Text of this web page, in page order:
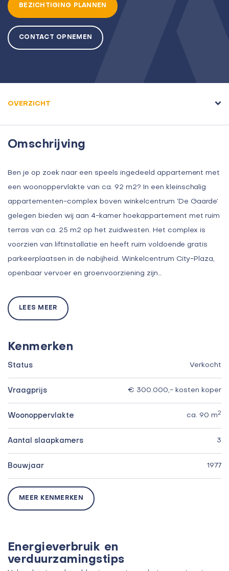
BEZICHTIGING PLANNEN
CONTACT OPNEMEN
OVERZICHT
Omschrijving
Ben je op zoek naar een speels ingedeeld appartement met
een woonoppervlakte van ca. 92 m2? In een kleinschalig
appartementen-complex boven winkelcentrum ‘De Gaarde’
gelegen bieden wij aan 4-kamer hoekappartement met ruim
terras van ca. 25 m2 op het zuidwesten. Het complex is
voorzien van liftinstallatie en heeft ruim voldoende gratis
parkeerplaatsen in de nabijheid. Winkelcentrum City-Plaza,
openbaar vervoer en groenvoorziening zijn…
LEES MEER
Kenmerken
Status Verkocht
Vraagprijs € 300.000,- kosten koper
Woonoppervlakte ca. 90 m2
Aantal slaapkamers 3
Bouwjaar 1977
MEER KENMERKEN
Energieverbruik en
verduurzamingstips